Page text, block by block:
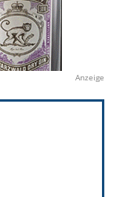
Anzeige